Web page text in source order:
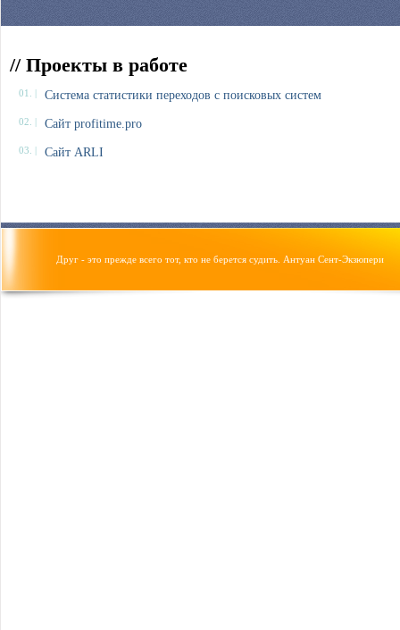
// Проекты в работе
01. | Система статистики переходов с поисковых систем
02. | Сайт profitime.pro
03. | Сайт ARLI
Друг - это прежде всего тот, кто не берется судить. Антуан Сент-Экзюпери